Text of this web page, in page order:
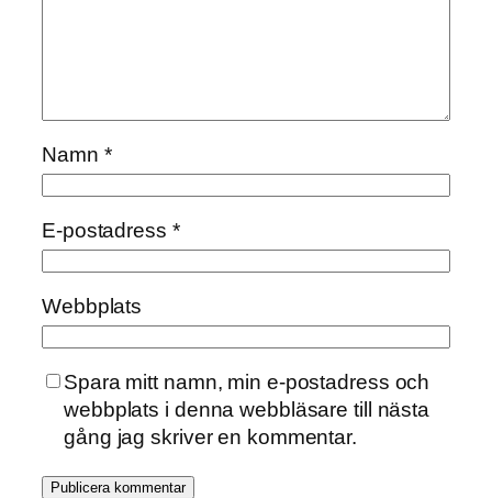
Namn *
E-postadress *
Webbplats
Spara mitt namn, min e-postadress och
webbplats i denna webbläsare till nästa
gång jag skriver en kommentar.